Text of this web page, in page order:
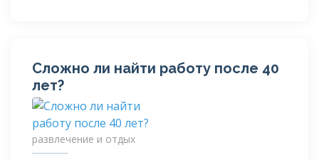
Сложно ли найти работу после 40
лет?
развлечение и отдых